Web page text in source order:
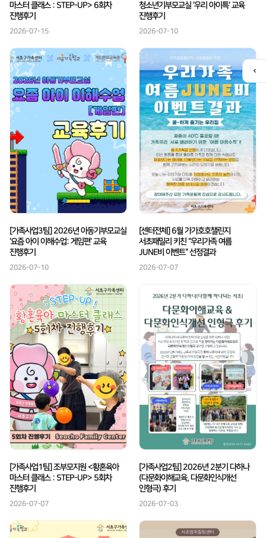
마스터 클래스 : STEP-UP> 6회차
진행후기
2026-07-15
청소년기부모교실 '우리 아이특' 교육
진행후기
2026-07-10
[가족사업3팀] 2026년 아동기부모교실
'요즘 아이 이해수업: 게임편' 교육
진행후기
2026-07-10
[센터전체] 6월 가가호호챌린지
서초패밀리 키친 "우리가족 여름
JUNE비 이벤트" 선정결과
2026-07-07
[가족사업1팀] 조부모지원 <황혼육아
마스터 클래스 : STEP-UP> 5회차
진행후기
2026-07-07
[가족사업2팀] 2026년 2분기 다하나
(다문화이해교육, 다문화인식개선
인형극) 후기
2026-07-03
퀵
메
뉴
열
기